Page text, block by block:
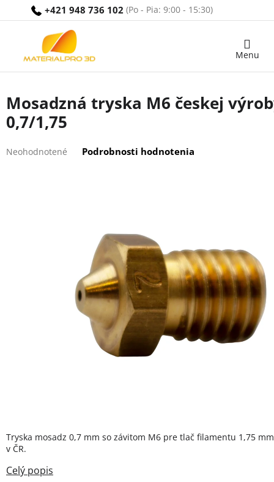
+421 948 736 102
Nákupný
Mosadzná tryska M6 českej
0,7/1,75
hodnotenie
Neohodnotené Podrobnosti hodnotenia
Tryska mosadz 0,7 mm so závitom M6 pre tlač filamentu 1,75
v ČR.